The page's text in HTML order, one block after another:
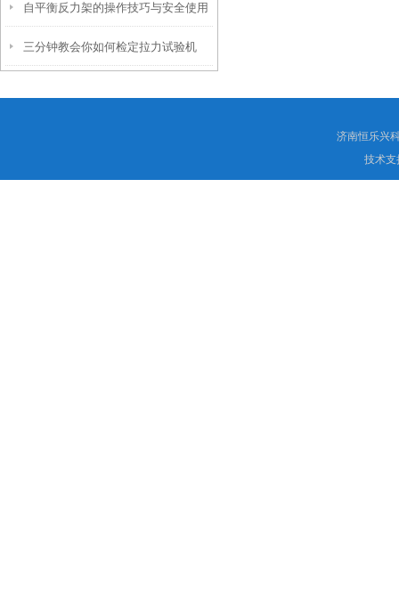
的描述
自平衡反力架的操作技巧与安全使用
指南说明
三分钟教会你如何检定拉力试验机
济南恒乐兴
技术支